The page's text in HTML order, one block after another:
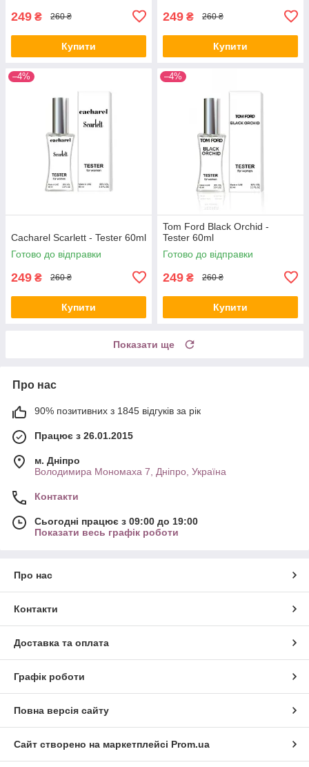
249 ₴ 260 ₴
Купити
249 ₴ 260 ₴
Купити
–4%
Cacharel Scarlett - Tester 60ml
Готово до відправки
249 ₴ 260 ₴
Купити
–4%
Tom Ford Black Orchid -
Tester 60ml
Готово до відправки
249 ₴ 260 ₴
Купити
Показати ще
Про нас
90% позитивних з 1845 відгуків за рік
Працює з 26.01.2015
м. Дніпро
Володимира Мономаха 7, Дніпро, Україна
Контакти
Сьогодні працює з 09:00 до 19:00
Показати весь графік роботи
Про нас
Контакти
Доставка та оплата
Графік роботи
Повна версія сайту
Сайт створено на маркетплейсі Prom.ua